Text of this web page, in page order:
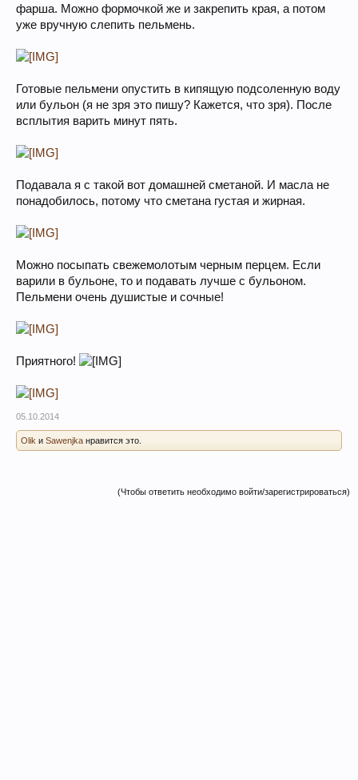
фарша. Можно формочкой же и закрепить края, а потом
уже вручную слепить пельмень.
Готовые пельмени опустить в кипящую подсоленную воду
или бульон (я не зря это пишу? Кажется, что зря). После
всплытия варить минут пять.
Подавала я с такой вот домашней сметаной. И масла не
понадобилось, потому что сметана густая и жирная.
Можно посыпать свежемолотым черным перцем. Если
варили в бульоне, то и подавать лучше с бульоном.
Пельмени очень душистые и сочные!
Приятного!
05.10.2014
Olik и Sawenjka нравится это.
(Чтобы ответить необходимо войти/зарегистрироваться)